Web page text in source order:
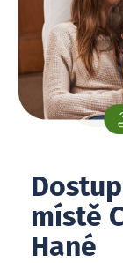
místě
Hané